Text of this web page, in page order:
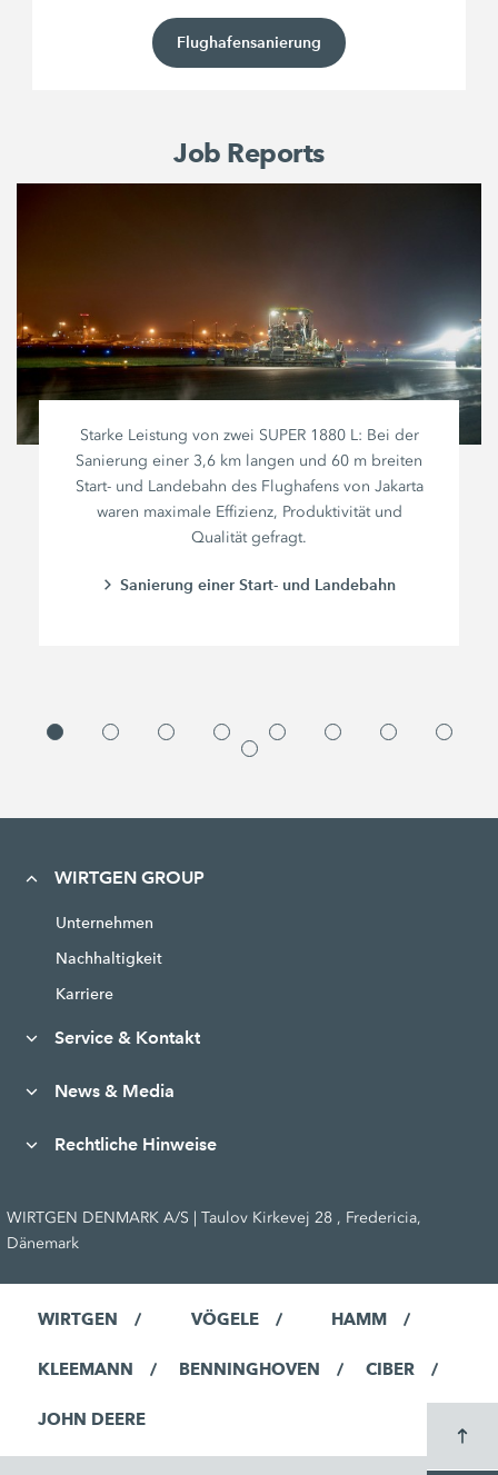
Flughafensanierung
Job Reports
Starke Leistung von zwei SUPER 1880 L: Bei der
Sanierung einer 3,6 km langen und 60 m breiten
Start- und Landebahn des Flughafens von Jakarta
waren maximale Effizienz, Produktivität und
Qualität gefragt.
Sanierung einer Start- und Landebahn
WIRTGEN GROUP
Unternehmen
Nachhaltigkeit
Karriere
Service & Kontakt
News & Media
Rechtliche Hinweise
WIRTGEN DENMARK A/S | Taulov Kirkevej 28 , Fredericia,
Dänemark
WIRTGEN VÖGELE HAMM
KLEEMANN BENNINGHOVEN CIBER
JOHN DEERE